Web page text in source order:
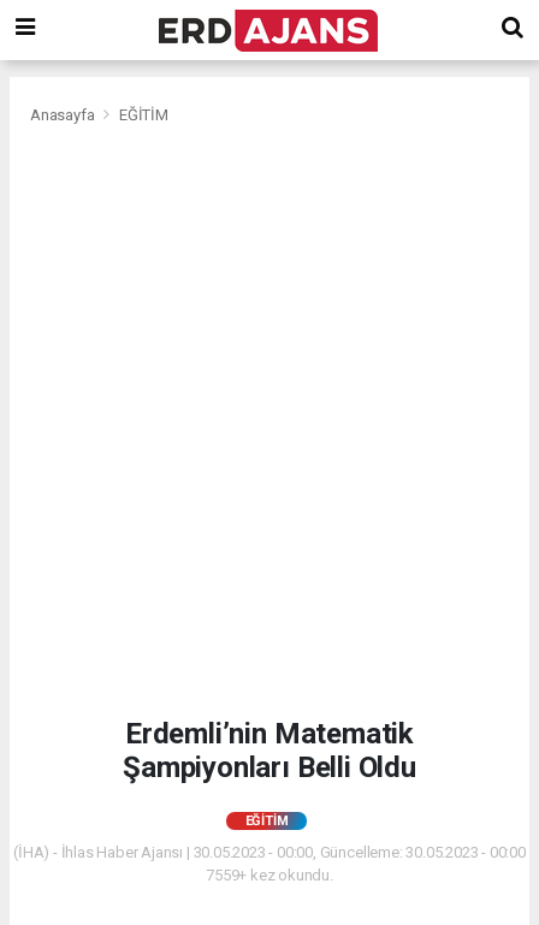
Anasayfa EĞİTİM
Erdemli’nin Matematik
Şampiyonları Belli Oldu
EĞİTİM
(İHA) - İhlas Haber Ajansı | 30.05.2023 - 00:00, Güncelleme: 30.05.2023 - 00:00
7559+ kez okundu.